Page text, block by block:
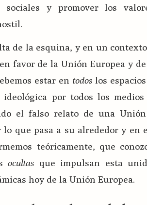
y promover los
de la esquina, y en un
favor de la Unión Europea y
estar en todoslos
por todos los medios
el falso relato de una Unión
que pasa a su alrededor y en
teóricamente, que
ocultas que impulsan esta
hoy de la Unión Europea.